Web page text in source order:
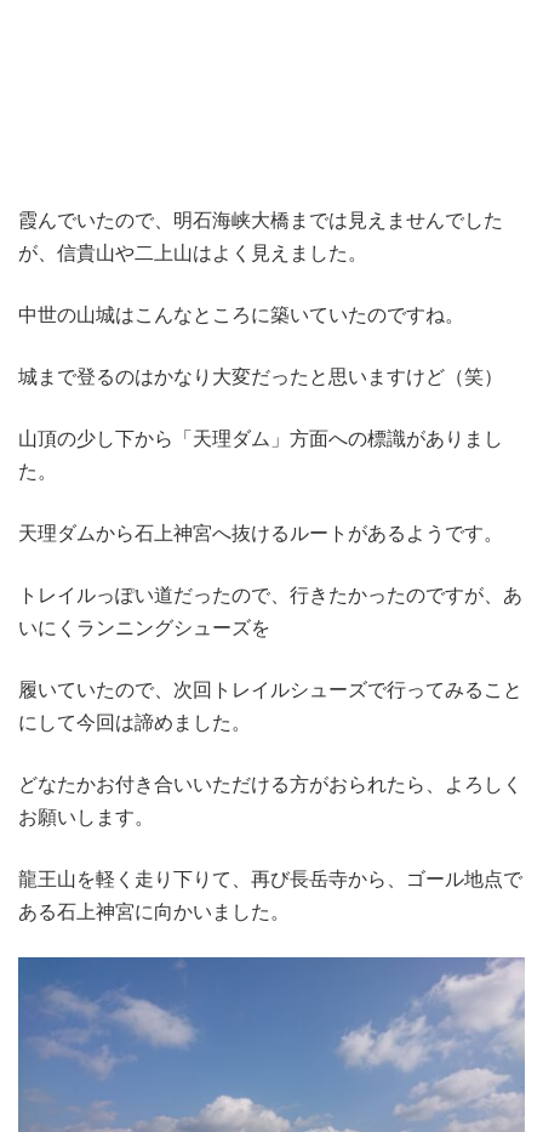
霞んでいたので、明石海峡大橋までは見えませんでした
が、信貴山や二上山はよく見えました。
中世の山城はこんなところに築いていたのですね。
城まで登るのはかなり大変だったと思いますけど（笑）
山頂の少し下から「天理ダム」方面への標識がありまし
た。
天理ダムから石上神宮へ抜けるルートがあるようです。
トレイルっぽい道だったので、行きたかったのですが、あ
いにくランニングシューズを
履いていたので、次回トレイルシューズで行ってみること
にして今回は諦めました。
どなたかお付き合いいただける方がおられたら、よろしく
お願いします。
龍王山を軽く走り下りて、再び長岳寺から、ゴール地点で
ある石上神宮に向かいました。